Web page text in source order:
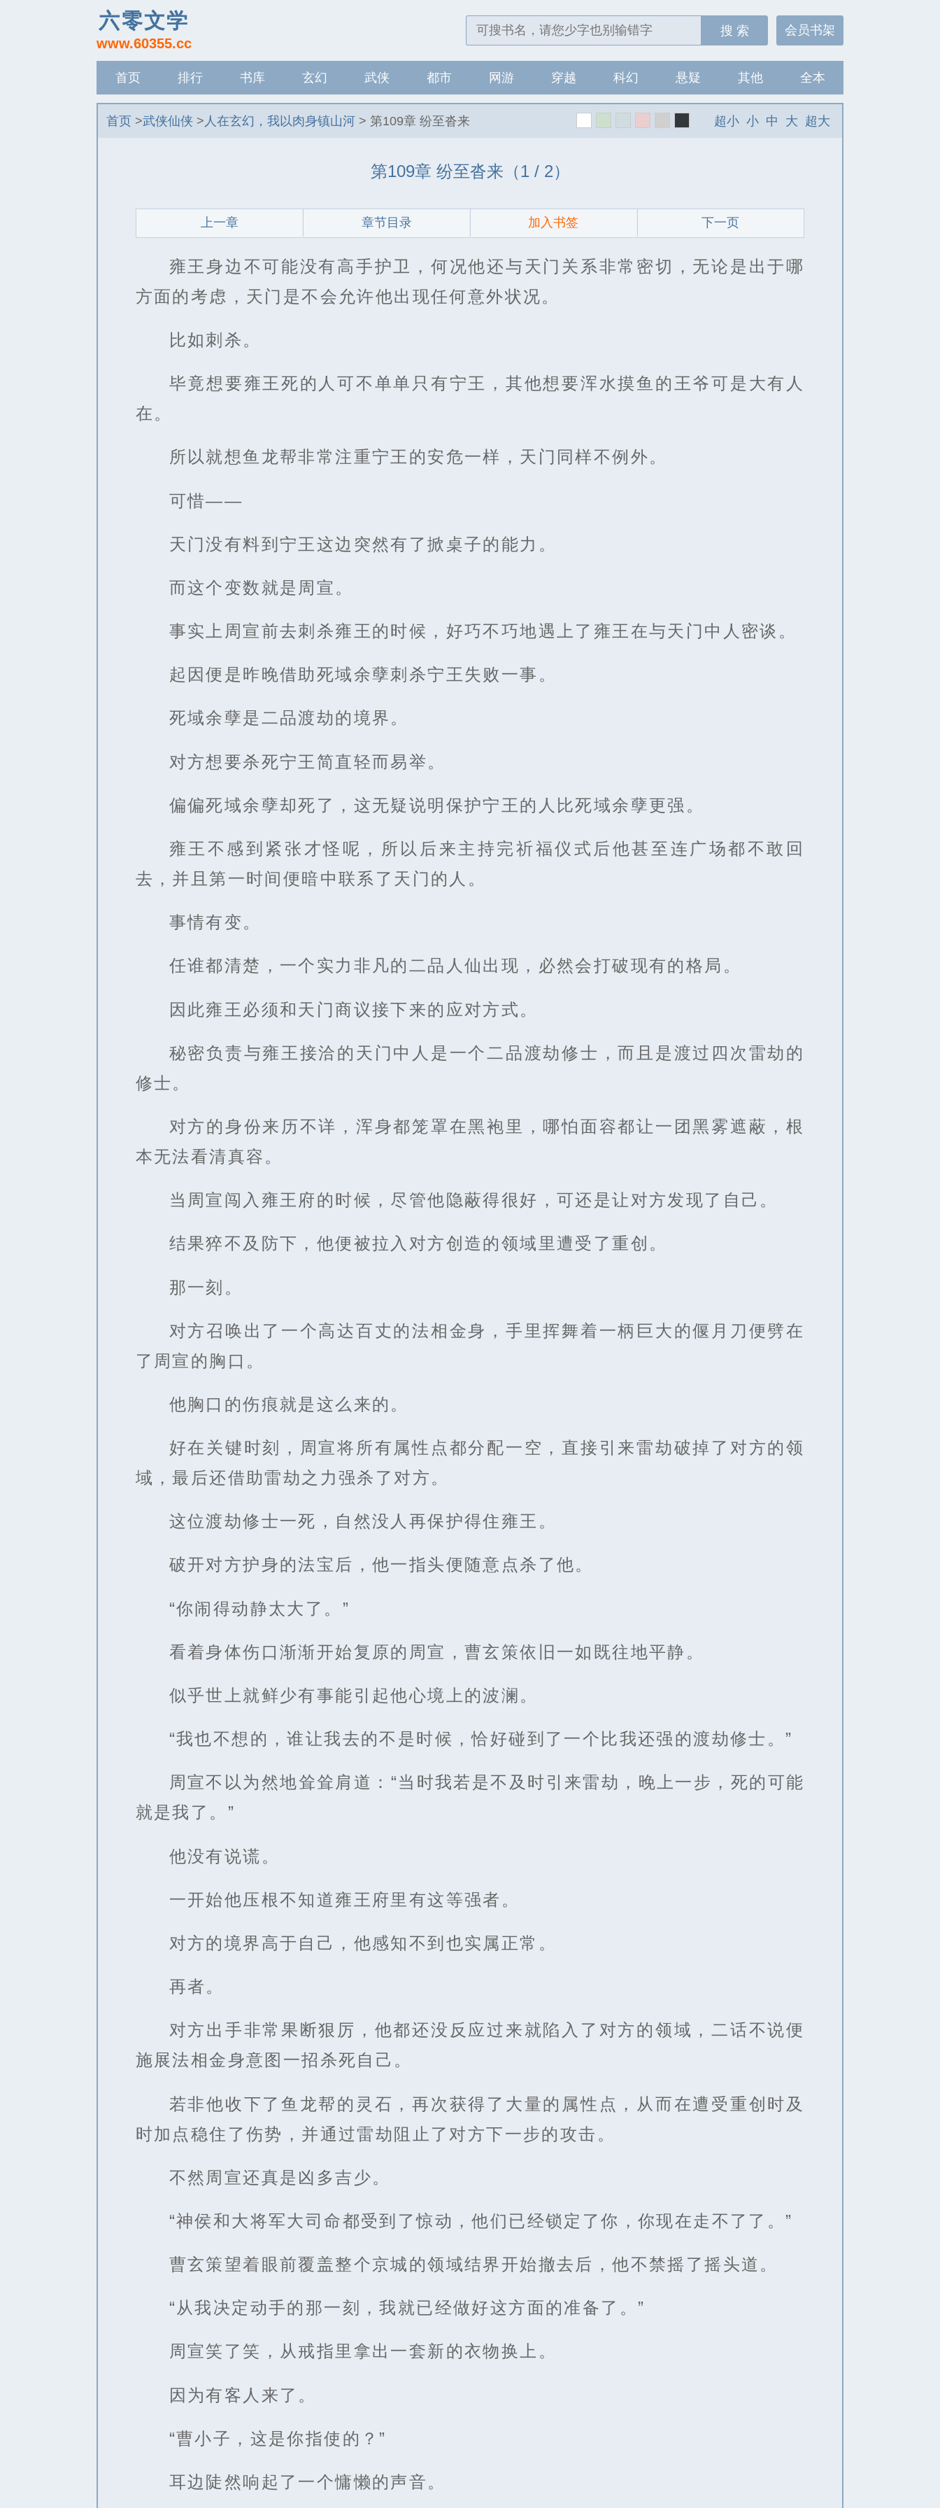
六零文学
www.60355.cc
会员书架
搜 索
首页 排行 书库 玄幻 武侠 都市 网游 穿越 科幻 悬疑 其他 全本
记录
超小 小 中 大 超大
首页 >武侠仙侠 > 人在玄幻，我以肉身镇山河 >第109章 纷至沓来
第109章 纷至沓来（1 / 2）
上一章 章节目录 加入书签 下一页
雍王身边不可能没有高手护卫，何况他还与天门关系非常密切，无论是出于哪
方面的考虑，天门是不会允许他出现任何意外状况。
比如刺杀。
毕竟想要雍王死的人可不单单只有宁王，其他想要浑水摸鱼的王爷可是大有人
在。
所以就想鱼龙帮非常注重宁王的安危一样，天门同样不例外。
可惜——
天门没有料到宁王这边突然有了掀桌子的能力。
而这个变数就是周宣。
事实上周宣前去刺杀雍王的时候，好巧不巧地遇上了雍王在与天门中人密谈。
起因便是昨晚借助死域余孽刺杀宁王失败一事。
死域余孽是二品渡劫的境界。
对方想要杀死宁王简直轻而易举。
偏偏死域余孽却死了，这无疑说明保护宁王的人比死域余孽更强。
雍王不感到紧张才怪呢，所以后来主持完祈福仪式后他甚至连广场都不敢回
去，并且第一时间便暗中联系了天门的人。
事情有变。
任谁都清楚，一个实力非凡的二品人仙出现，必然会打破现有的格局。
因此雍王必须和天门商议接下来的应对方式。
秘密负责与雍王接洽的天门中人是一个二品渡劫修士，而且是渡过四次雷劫的
修士。
对方的身份来历不详，浑身都笼罩在黑袍里，哪怕面容都让一团黑雾遮蔽，根
本无法看清真容。
当周宣闯入雍王府的时候，尽管他隐蔽得很好，可还是让对方发现了自己。
结果猝不及防下，他便被拉入对方创造的领域里遭受了重创。
那一刻。
对方召唤出了一个高达百丈的法相金身，手里挥舞着一柄巨大的偃月刀便劈在
了周宣的胸口。
他胸口的伤痕就是这么来的。
好在关键时刻，周宣将所有属性点都分配一空，直接引来雷劫破掉了对方的领
域，最后还借助雷劫之力强杀了对方。
这位渡劫修士一死，自然没人再保护得住雍王。
破开对方护身的法宝后，他一指头便随意点杀了他。
“你闹得动静太大了。”
看着身体伤口渐渐开始复原的周宣，曹玄策依旧一如既往地平静。
似乎世上就鲜少有事能引起他心境上的波澜。
“我也不想的，谁让我去的不是时候，恰好碰到了一个比我还强的渡劫修士。”
周宣不以为然地耸耸肩道：“当时我若是不及时引来雷劫，晚上一步，死的可能
就是我了。”
他没有说谎。
一开始他压根不知道雍王府里有这等强者。
对方的境界高于自己，他感知不到也实属正常。
再者。
对方出手非常果断狠厉，他都还没反应过来就陷入了对方的领域，二话不说便
施展法相金身意图一招杀死自己。
若非他收下了鱼龙帮的灵石，再次获得了大量的属性点，从而在遭受重创时及
时加点稳住了伤势，并通过雷劫阻止了对方下一步的攻击。
不然周宣还真是凶多吉少。
“神侯和大将军大司命都受到了惊动，他们已经锁定了你，你现在走不了了。”
曹玄策望着眼前覆盖整个京城的领域结界开始撤去后，他不禁摇了摇头道。
“从我决定动手的那一刻，我就已经做好这方面的准备了。”
周宣笑了笑，从戒指里拿出一套新的衣物换上。
因为有客人来了。
“曹小子，这是你指使的？”
耳边陡然响起了一个慵懒的声音。